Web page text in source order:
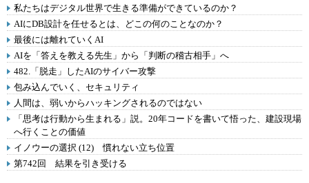
私たちはデジタル世界で生きる準備ができているのか？
AIにDB設計を任せるとは、どこの何のことなのか？
最後には離れていくAI
AIを「答えを教える先生」から「判断の稽古相手」へ
482.「脱走」したAIのサイバー攻撃
包み込んでいく、セキュリティ
人間は、弱いからハッキングされるのではない
「思考は行動から生まれる」説。20年コードを書いて悟った、建設現場
へ行くことの価値
イノウーの選択 (12) 慣れない立ち位置
第742回 結果を引き受ける